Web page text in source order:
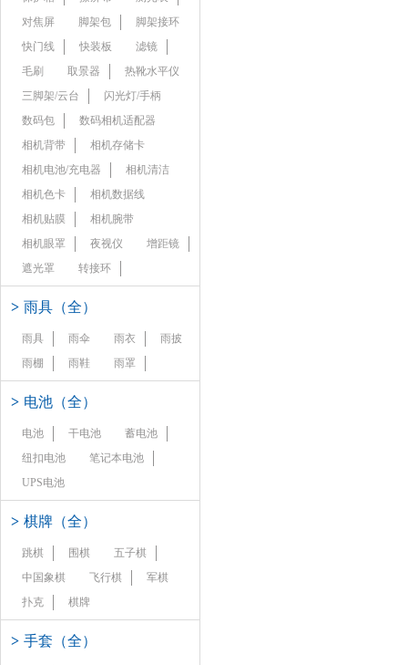
对焦屏
脚架包
脚架接环
快门线
快装板
滤镜
毛刷
取景器
热靴水平仪
三脚架/云台
闪光灯/手柄
数码包
数码相机适配器
相机背带
相机存储卡
相机电池/充电器
相机清洁
相机色卡
相机数据线
相机贴膜
相机腕带
相机眼罩
夜视仪
增距镜
遮光罩
转接环
> 雨具（全）
雨具 雨伞 雨衣
雨披
雨棚
雨鞋 雨罩
> 电池（全）
电池 干电池
蓄电池
纽扣电池
笔记本电池
UPS电池
> 棋牌（全）
跳棋 围棋
五子棋
中国象棋
飞行棋
军棋
扑克
棋牌
> 手套（全）